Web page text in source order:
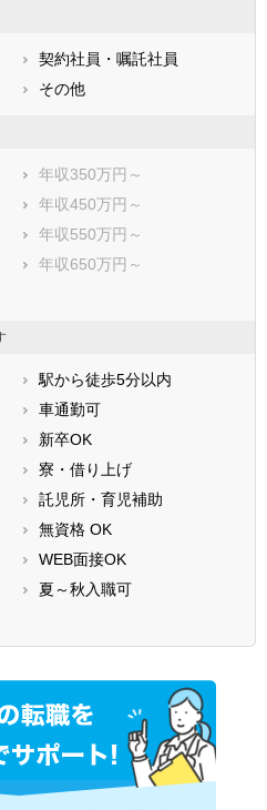
契約社員・嘱託社員
その他
年収350万円～
年収450万円～
年収550万円～
年収650万円～
駅から徒歩5分以内
車通勤可
新卒OK
寮・借り上げ
託児所・育児補助
無資格 OK
WEB面接OK
夏～秋入職可